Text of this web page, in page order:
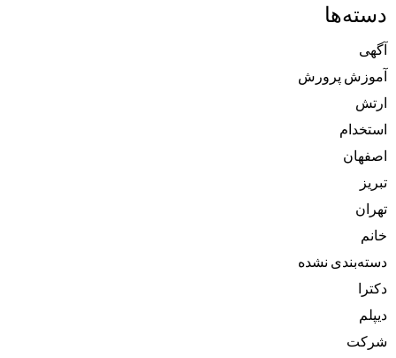
دسته‌ها
آگهی
آموزش پرورش
ارتش
استخدام
اصفهان
تبریز
تهران
خانم
دسته‌بندی نشده
دکترا
دیپلم
شرکت